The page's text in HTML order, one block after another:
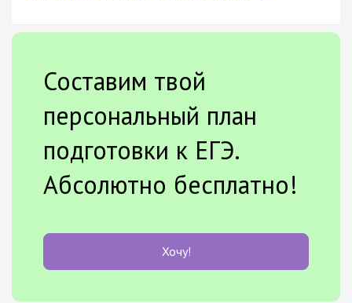
Составим твой
персональный план
подготовки к ЕГЭ.
Абсолютно бесплатно!
Хочу!